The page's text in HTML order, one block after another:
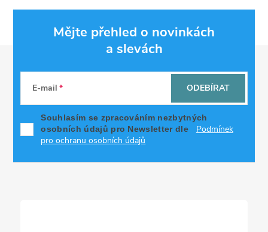
Mějte přehled o novinkách
a slevách
E-mail
Souhlasím se zpracováním nezbytných
osobních údajů pro Newsletter dle
Podmínek
pro ochranu osobních údajů
ODEBÍRAT